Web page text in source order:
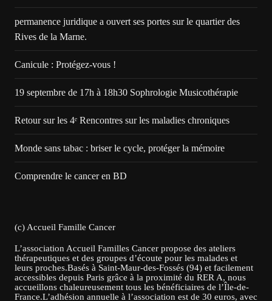
permanence juridique a ouvert ses portes sur le quartier des
Rives de la Marne.
Canicule : Protégez-vous !
19 septembre de 17h à 18h30 Sophrologie Musicothérapie
Retour sur les 4ᵉ Rencontres sur les maladies chroniques
Monde sans tabac : briser le cycle, protéger la mémoire
Comprendre le cancer en BD
(c) Accueil Famille Cancer
L’association Accueil Familles Cancer propose des ateliers
thérapeutiques et des groupes d’écoute pour les malades et
leurs proches.Basés à Saint-Maur-des-Fossés (94) et facilement
accessibles depuis Paris grâce à la proximité du RER A, nous
accueillons chaleureusement tous les bénéficiaires de l’Île-de-
France.L’adhésion annuelle à l’association est de 30 euros, avec